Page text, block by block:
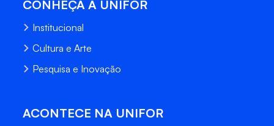
CONHEÇA A UNIFOR
Institucional
Cultura e Arte
Pesquisa e Inovação
ACONTECE NA UNIFOR